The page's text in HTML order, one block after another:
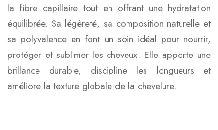
la fibre capillaire tout en offrant une hydratation
équilibrée. Sa légèreté, sa composition naturelle et
sa polyvalence en font un soin idéal pour nourrir,
protéger et sublimer les cheveux. Elle apporte une
brillance durable, discipline les longueurs et
améliore la texture globale de la chevelure.